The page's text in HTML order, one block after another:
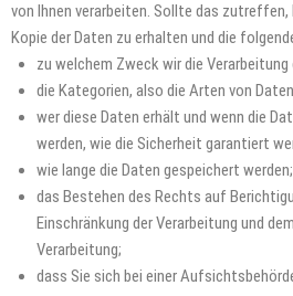
von Ihnen verarbeiten. Sollte das zutreffen,
Kopie der Daten zu erhalten und die
zu welchem Zweck wir die Verarbeitung
die Kategorien, also die Arten von
wer diese Daten erhält und wenn die
werden, wie die Sicherheit garantiert
wie lange die Daten gespeichert werden;
das Bestehen des Rechts auf
Einschränkung der Verarbeitung und
Verarbeitung;
dass Sie sich bei einer